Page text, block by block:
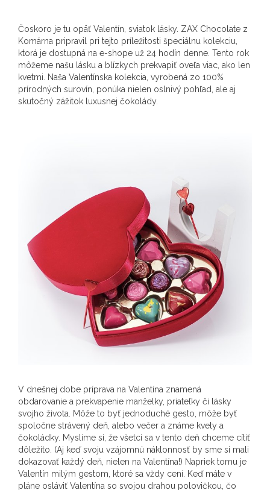
Čoskoro je tu opäť Valentín, sviatok lásky. ZAX Chocolate z
Komárna pripravil pri tejto príležitosti špeciálnu kolekciu,
ktorá je dostupná na e-shope už 24 hodín denne. Tento rok
môžeme našu lásku a blízkych prekvapiť oveľa viac, ako len
kvetmi. Naša Valentínska kolekcia, vyrobená zo 100%
prírodných surovín, ponúka nielen oslnivý pohľad, ale aj
skutočný zážitok luxusnej čokolády.
V dnešnej dobe príprava na Valentína znamená
obdarovanie a prekvapenie manželky, priateľky či lásky
svojho života. Môže to byť jednoduché gesto, môže byť
spoločne strávený deň, alebo večer a známe kvety a
čokoládky. Myslíme si, že všetci sa v tento deň chceme cítiť
dôležito. (Aj keď svoju vzájomnú náklonnosť by sme si mali
dokazovať každý deň, nielen na Valentína!) Napriek tomu je
Valentín milým gestom, ktoré sa vždy cení. Keď máte v
pláne osláviť Valentína so svojou drahou polovičkou, čo